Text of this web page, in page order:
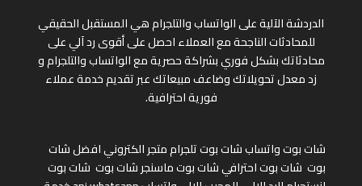
الدردشة الآلية على الواتساب والتلجرام هي المستقبل الحقيقي
للمحادثات الناجحة مع العملاء احصل على أقوى رد آلي على
محادثاتك بشكل فوري بشراكة حصرية مع الواتساب والتلجرام و
زد معدل تحويلاتك وضاعف مبيعاتك عبر تقديم خدمة عملاء
فورية احترافية.
شات بوت واتسابشات بوت تلجراممتجر الكترونيافضل شات
بوت شات بوت احترافيشات بوت ماسنجرشات بوت شات بوت